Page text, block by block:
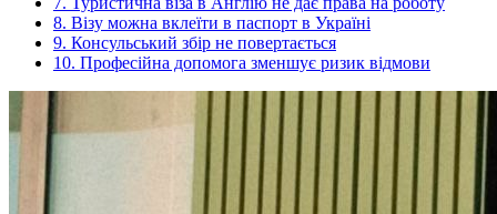
8. Візу можна вклеїти в паспорт в Україні
9. Консульський збір не повертається
10. Професійна допомога зменшує ризик відмови